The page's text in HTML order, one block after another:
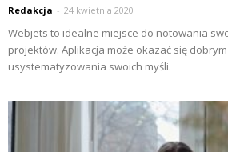
Redakcja - 24 kwietnia 2020
Webjets to idealne miejsce do notowania
projektów. Aplikacja może okazać się
usystematyzowania swoich myśli.